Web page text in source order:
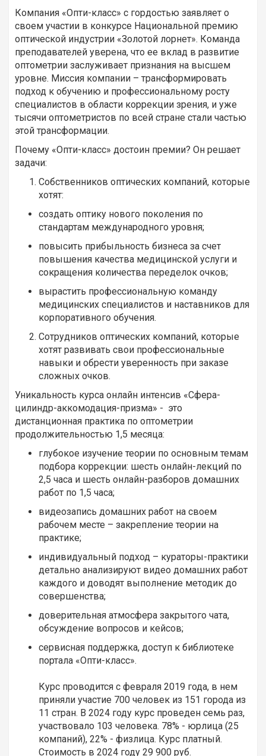
Компания «Опти-класс» с гордостью заявляет о
своем участии в конкурсе Национальной премию
оптической индустрии «Золотой лорнет». Команда
преподавателей уверена, что ее вклад в развитие
оптометрии заслуживает признания на высшем
уровне. Миссия компании – трансформировать
подход к обучению и профессиональному росту
специалистов в области коррекции зрения, и уже
тысячи оптометристов по всей стране стали частью
этой трансформации.
Почему «Опти-класс» достоин премии? Он решает
задачи:
Собственников оптических компаний, которые
хотят:
создать оптику нового поколения по
стандартам международного уровня;
повысить прибыльность бизнеса за счет
повышения качества медицинской услуги и
сокращения количества переделок очков;
вырастить профессиональную команду
медицинских специалистов и наставников для
корпоративного обучения.
Сотрудников оптических компаний, которые
хотят развивать свои профессиональные
навыки и обрести уверенность при заказе
сложных очков.
Уникальность курса онлайн интенсив «Сфера-
цилиндр-аккомодация-призма» - это
дистанционная практика по оптометрии
продолжительностью 1,5 месяца:
глубокое изучение теории по основным темам
подбора коррекции: шесть онлайн-лекций по
2,5 часа и шесть онлайн-разборов домашних
работ по 1,5 часа;
видеозапись домашних работ на своем
рабочем месте – закрепление теории на
практике;
индивидуальный подход – кураторы-практики
детально анализируют видео домашних работ
каждого и доводят выполнение методик до
совершенства;
доверительная атмосфера закрытого чата,
обсуждение вопросов и кейсов;
сервисная поддержка, доступ к библиотеке
портала «Опти-класс».
Курс проводится с февраля 2019 года, в нем
приняли участие 700 человек из 151 города из
11 стран. В 2024 году курс проведен семь раз,
участвовало 103 человека. 78% - юрлица (25
компаний), 22% - физлица. Курс платный.
Стоимость в 2024 году 29 900 руб.